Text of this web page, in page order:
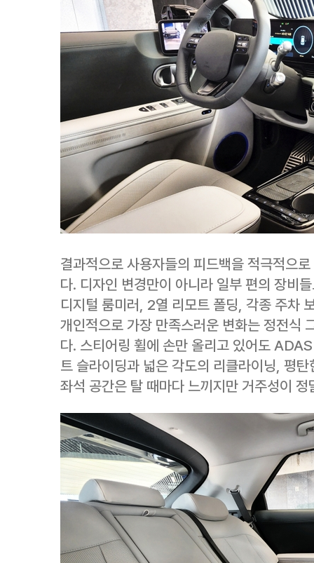
결과적으로 사용자들의 피드백을 적극적으
다. 디자인 변경만이 아니라 일부 편의 장비
디지털 룸미러, 2열 리모트 폴딩, 각종 주차
개인적으로 가장 만족스러운 변화는 정전식
다. 스티어링 휠에 손만 올리고 있어도
트 슬라이딩과 넓은 각도의 리클라이닝, 평
좌석 공간은 탈 때마다 느끼지만 거주성이 정